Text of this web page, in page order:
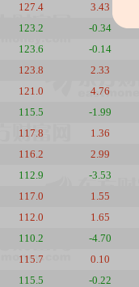
127.4 3.43
123.2 -0.34
123.6 -0.14
123.8 2.33
121.0 4.76
115.5 -1.99
117.8 1.36
116.2 2.99
112.9 -3.53
117.0 1.55
112.0 1.65
110.2 -4.70
115.7 0.10
115.5 -0.22